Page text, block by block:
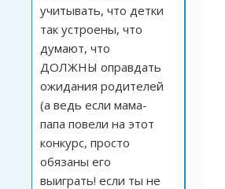
учитывать, что детки
так устроены, что
думают, что
ДОЛЖНЫ оправдать
ожидания родителей
(а ведь если мама-
папа повели на этот
конкурс, просто
обязаны его
выиграть! если ты не